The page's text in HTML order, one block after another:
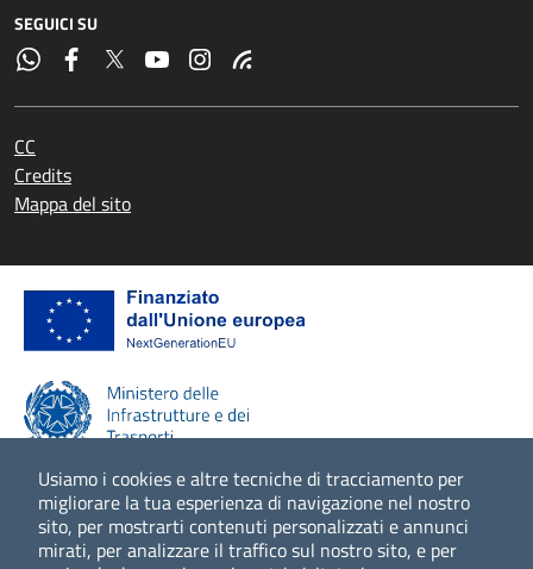
Usiamo i cookies e altre tecniche di tracciamento per
migliorare la tua esperienza di navigazione nel nostro
sito, per mostrarti contenuti personalizzati e annunci
mirati, per analizzare il traffico sul nostro sito, e per
SEGUICI SU
CC
Credits
Mappa del sito
Scopri di più